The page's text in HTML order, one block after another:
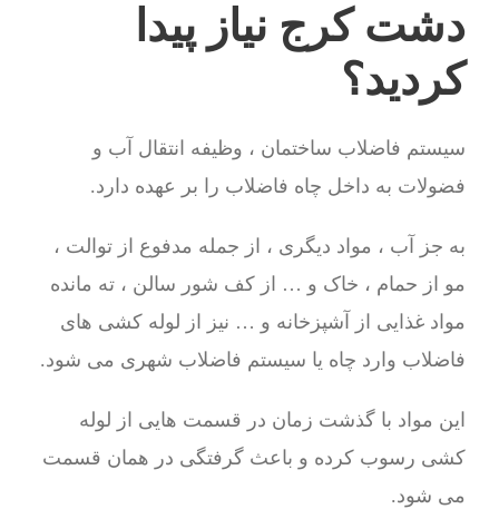
دشت کرج نیاز پیدا
کردید؟
سیستم فاضلاب ساختمان ، وظیفه انتقال آب و
فضولات به داخل چاه فاضلاب را بر عهده دارد.
به جز آب ، مواد دیگری ، از جمله مدفوع از توالت ،
مو از حمام ، خاک و … از کف شور سالن ، ته مانده
مواد غذایی از آشپزخانه و … نیز از لوله کشی های
فاضلاب وارد چاه یا سیستم فاضلاب شهری می شود.
این مواد با گذشت زمان در قسمت هایی از لوله
کشی رسوب کرده و باعث گرفتگی در همان قسمت
می شود.